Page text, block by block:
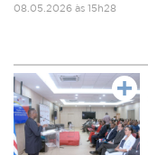
08.05.2026 às 15h28